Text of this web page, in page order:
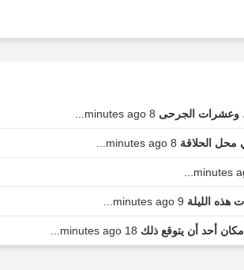
وعشرات الجرحى 8 minutes ago...
محل الحلاقة 8 minutes ago...
هذه الليلة 9 minutes ago...
أحد أن يتوقع ذلك 18 minutes ago...